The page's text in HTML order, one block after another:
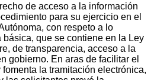
de acceso a la información
para su ejercicio en el
con respeto a lo
que se contiene en la Ley
de transparencia, acceso a la
gobierno. En aras de facilitar el
la tramitación electrónica,